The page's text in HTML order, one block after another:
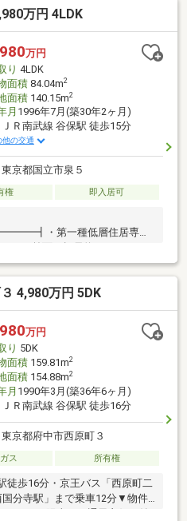
放感のある吹抜 ○ 地下には
囲気の和室 ○ 収納豊富なウ
ペース有 ○ 第一種低層住居
万円 4LDK
万円
り 4LDK
面積84.04m2
面積140.15m2
月 1996年7月(築30年2ヶ月)
ＪＲ南武線 谷保駅 徒歩15分
他の交通
東京都国立市泉５
権 即入居可
第一種低層住居専用
に入っており、前面道路は私
環境でお過ごしいただけます
・
る明るい室内です。・南側の
ります・１階・２階のどちらに
ます・共有のゴミスペースがあ
※近隣所有者も含めて持ち分
4,980万円 5DK
万円
り 5DK
面積159.81m2
面積154.88m2
月 1990年3月(築36年6ヶ月)
ＪＲ南武線 谷保駅 徒歩16分
東京都府中市西原町３
ス 所有権
歩16分・京王バス「西原町二
分寺駅」まで乗車12分▼物件
るため、陽当り・通風良好・納